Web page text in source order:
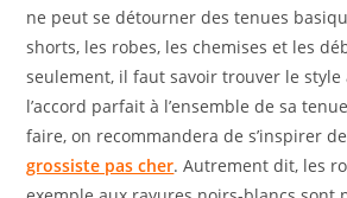
ne peut se détourner des tenues
shorts, les robes, les chemises et les
seulement, il faut savoir trouver le
l’accord parfait à l’ensemble de sa
faire, on recommandera de s’inspirer
grossiste pas cher. Autrement dit, les